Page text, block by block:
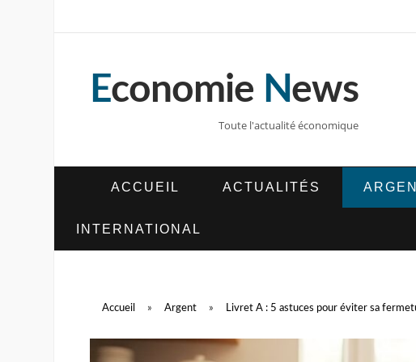
Economie News
Toute l'actualité économique
ACCUEIL ACTUALITÉS
INTERNATIONAL
Accueil » Argent » Livret A : 5 astuces pour éviter sa